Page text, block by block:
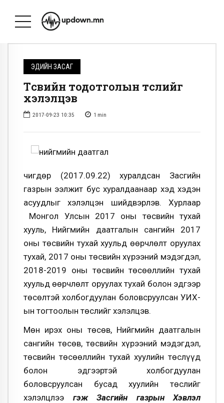
ЭДИЙН ЗАСАГ
Төсвийн тодотголын төслийг
хэлэлцэв
2017-09-23 10:35 1 min
Өчигдөр (2017.09.22) хуралдсан Засгийн
газрын ээлжит бус хуралдаанаар хэд хэдэн
асуудлыг хэлэлцэн шийдвэрлэв. Хурлаар
Монгол Улсын 2017 оны төсвийн тухай
хууль, Нийгмийн даатгалын сангийн 2017
оны төсвийн тухай хуульд өөрчлөлт оруулах
тухай, 2017 оны төсвийн хүрээний мэдэгдэл,
2018-2019 оны төсвийн төсөөллийн тухай
хуульд өөрчлөлт оруулах тухай болон эдгээр
төсөлтэй холбогдуулан боловсруулсан УИХ-
ын тогтоолын төслийг хэлэлцэв.
Мөн ирэх оны төсөв, Нийгмийн даатгалын
сангийн төсөв, төсвийн хүрээний мэдэгдэл,
төсвийн төсөөллийн тухай хуулийн төслүүд
болон эдгээртэй холбогдуулан
боловсруулсан бусад хуулийн төслийг
хэлэлцлээ гэж
Засгийн газрын Хэвлэл